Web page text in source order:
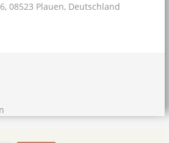
08523 Plauen, Deutschland